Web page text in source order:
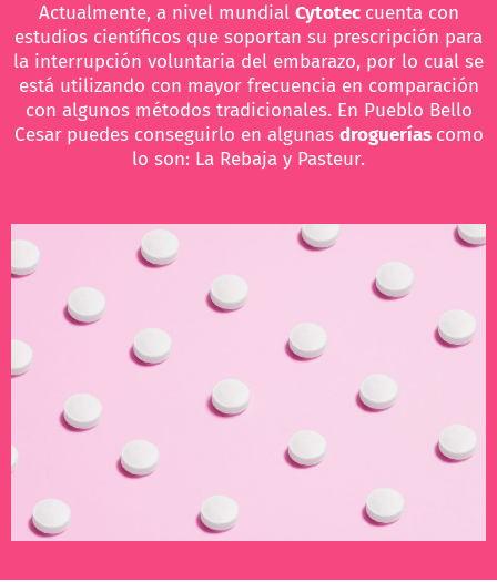
Actualmente, a nivel mundial Cytotec cuenta con
estudios científicos que soportan su prescripción para
la interrupción voluntaria del embarazo, por lo cual se
está utilizando con mayor frecuencia en comparación
con algunos métodos tradicionales. En Pueblo Bello
Cesar puedes conseguirlo en algunas droguerías como
lo son: La Rebaja y Pasteur.